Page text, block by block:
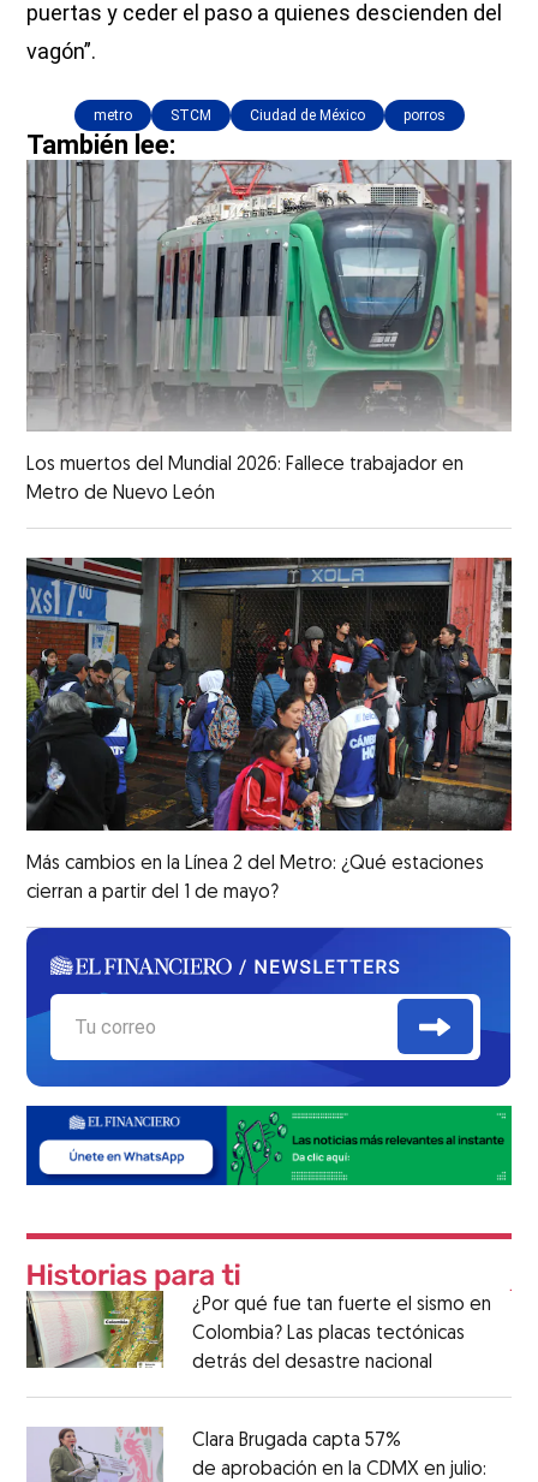
puertas y ceder el paso a quienes descienden del
vagón”.
metro STCM Ciudad de México porros
También lee:
Los muertos del Mundial 2026: Fallece trabajador en
Metro de Nuevo León
Más cambios en la Línea 2 del Metro: ¿Qué estaciones
cierran a partir del 1 de mayo?
¿Por qué fue tan fuerte el sismo en
Colombia? Las placas tectónicas
detrás del desastre nacional
Clara Brugada capta 57%
de aprobación en la CDMX en julio: